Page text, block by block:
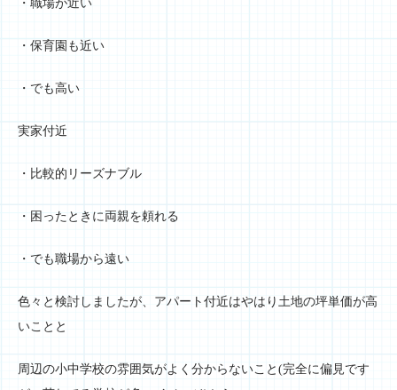
・職場が近い
・保育園も近い
・でも高い
実家付近
・比較的リーズナブル
・困ったときに両親を頼れる
・でも職場から遠い
色々と検討しましたが、アパート付近はやはり土地の坪単価が高
いことと
周辺の小中学校の雰囲気がよく分からないこと(完全に偏見です